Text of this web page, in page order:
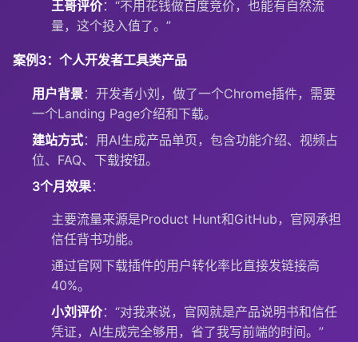
王哥评价：“不用花钱做百度竞价，也能有自然流
量，这个投入值了。”
案例3：个人开发者工具类产品
用户背景：开发者小刘，做了一个Chrome插件，需要
一个Landing Page介绍和下载。
建站方式：用AI生成产品单页，包含功能介绍、视频占
位、FAQ、下载按钮。
3个月效果：
主要流量来源是Product Hunt和GitHub，官网承担
信任背书功能。
通过官网下载插件的用户转化率比直接发链接高
40%。
小刘评价：“对我来说，官网就是产品说明书和信任
凭证，AI生成完全够用，省了我写前端的时间。”